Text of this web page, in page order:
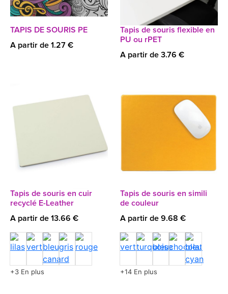
TAPIS DE SOURIS PE
A partir de 1.27 €
Tapis de souris flexible en
PU ou rPET
A partir de 3.76 €
Tapis de souris en cuir
recyclé E-Leather
A partir de 13.66 €
+3 En plus
Tapis de souris en simili
de couleur
A partir de 9.68 €
+14 En plus